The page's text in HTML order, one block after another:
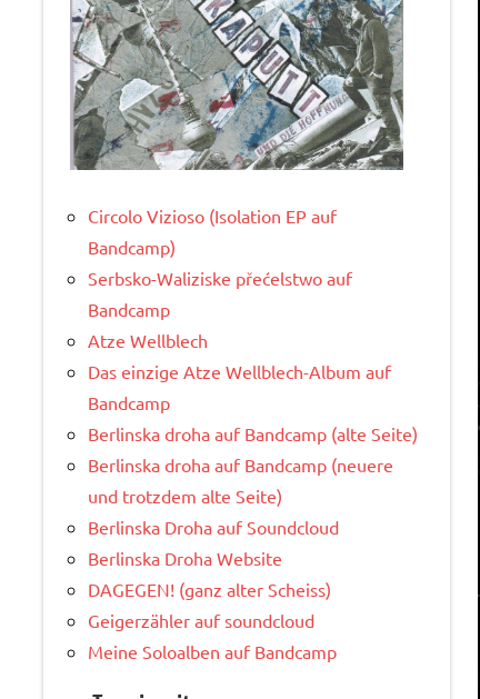
Circolo Vizioso (Isolation EP auf
Bandcamp)
Serbsko-Waliziske přećelstwo auf
Bandcamp
Atze Wellblech
Das einzige Atze Wellblech-Album auf
Bandcamp
Berlinska droha auf Bandcamp (alte Seite)
Berlinska droha auf Bandcamp (neuere
und trotzdem alte Seite)
Berlinska Droha auf Soundcloud
Berlinska Droha Website
DAGEGEN! (ganz alter Scheiss)
Geigerzähler auf soundcloud
Meine Soloalben auf Bandcamp